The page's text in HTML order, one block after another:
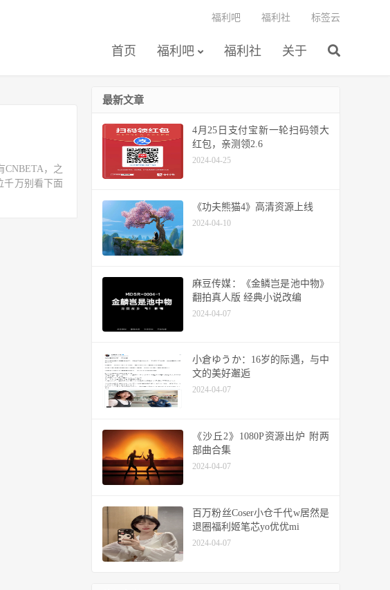
首页 福利吧 福利社 关于
福利吧 福利社 标签云
，之
千万别看下面
最新文章
4月25日支付宝新一轮扫码领大
红包，亲测领2.6
2024-04-25
《功夫熊猫4》高清资源上线
2024-04-10
麻豆传媒：《金鳞岂是池中物》
翻拍真人版 经典小说改编
2024-04-07
小倉ゆうか：16岁的际遇，与中
文的美好邂逅
2024-04-07
《沙丘2》1080P资源出炉 附两
部曲合集
2024-04-07
百万粉丝Coser小仓千代w居然是
退圈福利姬笔芯yo优优mi
2024-04-07